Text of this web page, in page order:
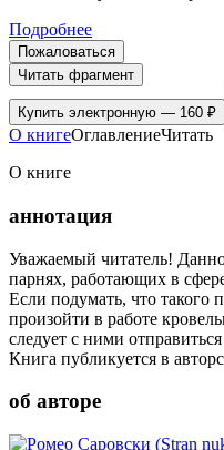
Подробнее
Пожаловаться
Читать фрагмент
Купить электронную — 160 ₽
О книгеОглавлениеЧитать
О книге
аннотация
Уважаемый читатель!
парнях, работающих в
Если подумать, что такого
произойти в работе
следует с ними
Книга публикуется в
об авторе